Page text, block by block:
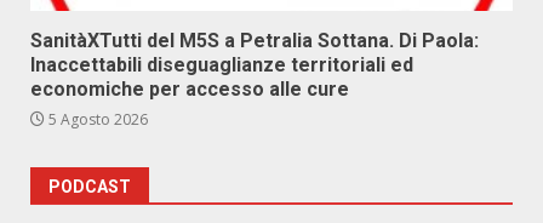
SanitàXTutti del M5S a Petralia Sottana. Di Paola:
Inaccettabili diseguaglianze territoriali ed
economiche per accesso alle cure
5 Agosto 2026
PODCAST